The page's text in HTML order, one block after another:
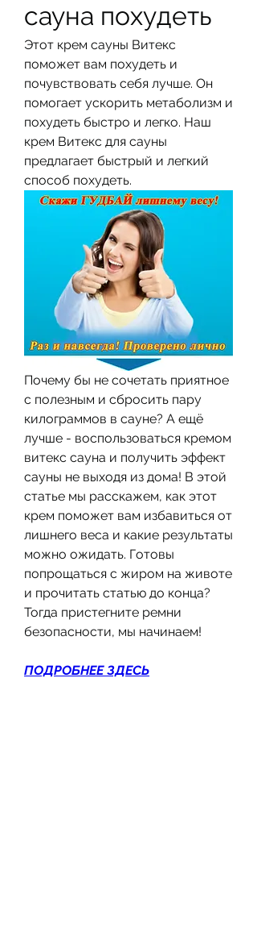
сауна похудеть
Этот крем сауны Витекс
поможет вам похудеть и
почувствовать себя лучше. Он
помогает ускорить метаболизм и
похудеть быстро и легко. Наш
крем Витекс для сауны
предлагает быстрый и легкий
способ похудеть.
Почему бы не сочетать приятное
с полезным и сбросить пару
килограммов в сауне? А ещё
лучше - воспользоваться кремом
витекс сауна и получить эффект
сауны не выходя из дома! В этой
статье мы расскажем, как этот
крем поможет вам избавиться от
лишнего веса и какие результаты
можно ожидать. Готовы
попрощаться с жиром на животе
и прочитать статью до конца?
Тогда пристегните ремни
безопасности, мы начинаем!
ПОДРОБНЕЕ ЗДЕСЬ